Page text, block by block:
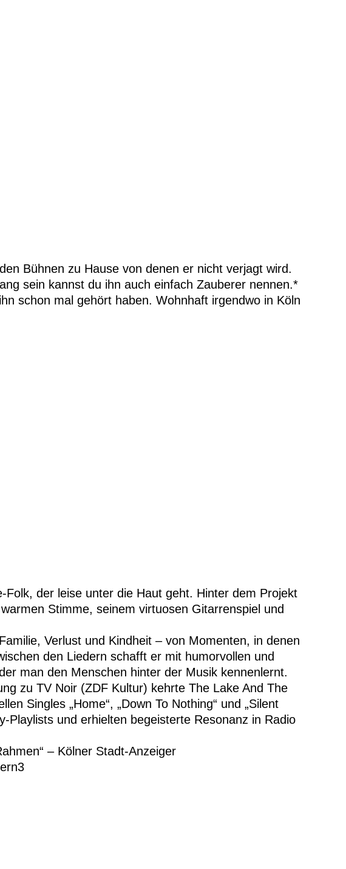
Bühnen zu Hause von denen er nicht verjagt wird.
sein kannst du ihn auch einfach Zauberer nennen.*
schon mal gehört haben. Wohnhaft irgendwo in Köln
der leise unter die Haut geht. Hinter dem Projekt
Stimme, seinem virtuosen Gitarrenspiel und
Verlust und Kindheit – von Momenten, in denen
den Liedern schafft er mit humorvollen und
man den Menschen hinter der Musik kennenlernt.
zu TV Noir (ZDF Kultur) kehrte The Lake And The
Singles „Home“, „Down To Nothing“ und „Silent
Playlists und erhielten begeisterte Resonanz in Radio
– Kölner Stadt-Anzeiger